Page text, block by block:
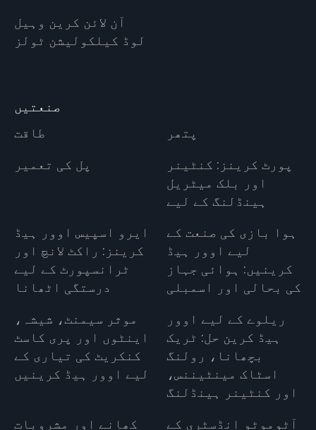
آن لائن کرین وہیل
لوڈ کیلکولیشن ٹولز
صنعتیں
طاقت
پتھر
پل کی تعمیر
پورٹ کرینز: کنٹینر
اور بلک میٹریل
ہینڈلنگ کے لیے
ایرو اسپیس اوور ہیڈ
کرینز: راکٹ لانچ اور
ٹرانسپورٹ کے لیے
درستگی اٹھانا
ہوا بازی کی صنعت کے
لیے اوور ہیڈ
کرینیں: ہوائی جہاز
کی بحالی اور اسمبلی
موثر سیمنٹ، شیشہ،
اینٹوں اور پری کاسٹ
کنکریٹ کی تیاری کے
لیے اوور ہیڈ کرینیں
ریلوے کے لیے اوور
ہیڈ کرین حل: ٹریک
بچھانا، رولنگ
اسٹاک مینٹیننس،
اور کنٹینر ہینڈلنگ
کھانے اور مشروبات
آٹوموٹو انڈسٹری کے